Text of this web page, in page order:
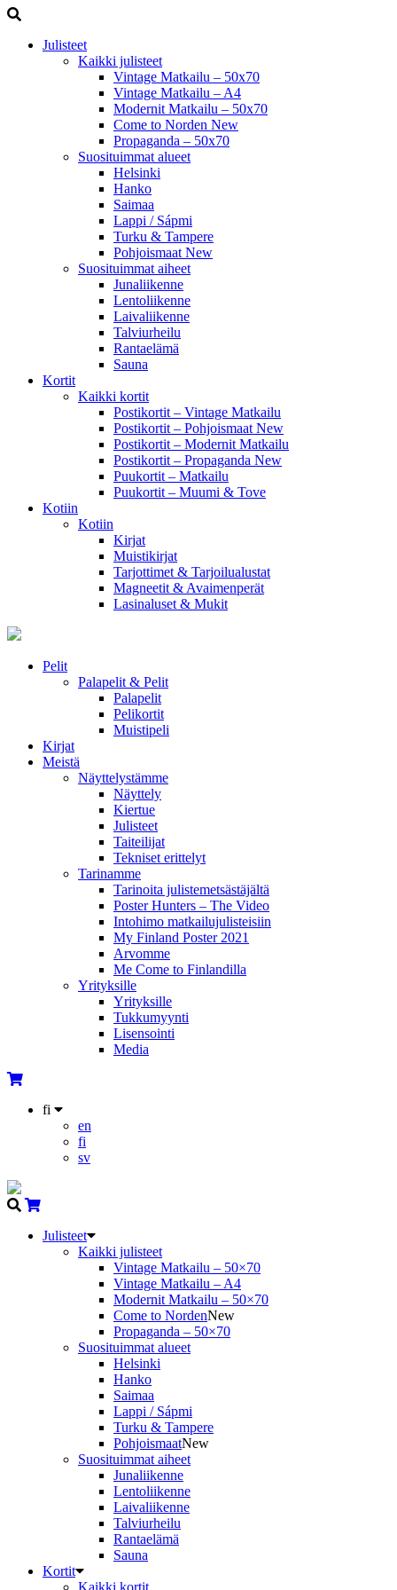
Julisteet
Kaikki julisteet
Vintage Matkailu – 50x70
Vintage Matkailu – A4
Modernit Matkailu – 50x70
Come to Norden New
Propaganda – 50x70
Suosituimmat alueet
Helsinki
Hanko
Saimaa
Lappi / Sápmi
Turku & Tampere
Pohjoismaat New
Suosituimmat aiheet
Junaliikenne
Lentoliikenne
Laivaliikenne
Talviurheilu
Rantaelämä
Sauna
Kortit
Kaikki kortit
Postikortit – Vintage Matkailu
Postikortit – Pohjoismaat New
Postikortit – Modernit Matkailu
Postikortit – Propaganda New
Puukortit – Matkailu
Puukortit – Muumi & Tove
Kotiin
Kotiin
Kirjat
Muistikirjat
Tarjottimet & Tarjoilualustat
Magneetit & Avaimenperät
Lasinaluset & Mukit
Pelit
Palapelit & Pelit
Palapelit
Pelikortit
Muistipeli
Kirjat
Meistä
Näyttelystämme
Näyttely
Kiertue
Julisteet
Taiteilijat
Tekniset erittelyt
Tarinamme
Tarinoita julistemetsästäjältä
Poster Hunters – The Video
Intohimo matkailujulisteisiin
My Finland Poster 2021
Arvomme
Me Come to Finlandilla
Yrityksille
Yrityksille
Tukkumyynti
Lisensointi
Media
fi
en
fi
sv
Julisteet
Kaikki julisteet
Vintage Matkailu – 50×70
Vintage Matkailu – A4
Modernit Matkailu – 50×70
Come to NordenNew
Propaganda – 50×70
Suosituimmat alueet
Helsinki
Hanko
Saimaa
Lappi / Sápmi
Turku & Tampere
PohjoismaatNew
Suosituimmat aiheet
Junaliikenne
Lentoliikenne
Laivaliikenne
Talviurheilu
Rantaelämä
Sauna
Kortit
Kaikki kortit